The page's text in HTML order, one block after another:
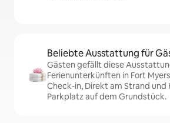
Beliebte Ausstattung für
Gästen gefällt diese
Ferienunterkünften in Fort
Check-in, Direkt am Strand und
Parkplatz auf dem Grundstück.